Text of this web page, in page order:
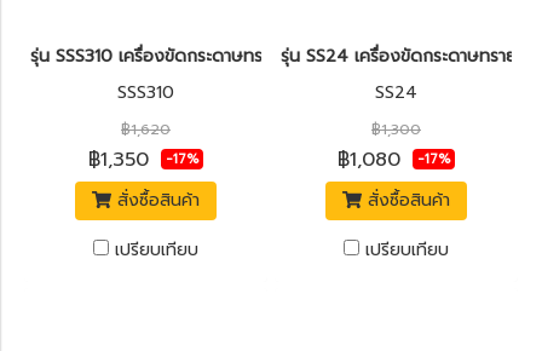
รุ่น SSS310 เครื่องขัดกระดาษทรายแบบสั่น 310W. [ปรับรอบได้]
SSS310
฿1,620
฿1,350 -17%
สั่งซื้อสินค้า
เปรียบเทียบ
รุ่น SS24 เครื่องขัดกระดาษทรายเ
SS24
฿1,300
฿1,080 -17%
สั่งซื้อสินค้า
เปรียบเทียบ